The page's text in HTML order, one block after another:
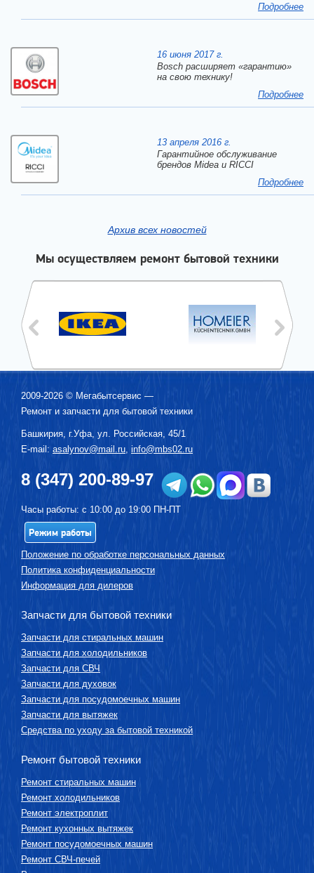
Подробнее
16 июня 2017 г.
Bosch расширяет «гарантию»
на свою технику!
Подробнее
13 апреля 2016 г.
Гарантийное обслуживание
брендов Midea и RICCI
Подробнее
Архив всех новостей
Мы осуществляем ремонт бытовой техники
2009-2026 © Мегабытсервис —
Ремонт и запчасти для бытовой техники
Башкирия, г.Уфа, ул. Российская, 45/1
E-mail: asalynov@mail.ru, info@mbs02.ru
8 (347) 200-89-97
Часы работы: с 10:00 до 19:00 ПН-ПТ
Режим работы
Положение по обработке персональных данных
Политика конфиденциальности
Информация для дилеров
Запчасти для бытовой техники
Запчасти для стиральных машин
Запчасти для холодильников
Запчасти для СВЧ
Запчасти для духовок
Запчасти для посудомоечных машин
Запчасти для вытяжек
Средства по уходу за бытовой техникой
Ремонт бытовой техники
Ремонт стиральных машин
Ремонт холодильников
Ремонт электроплит
Ремонт кухонных вытяжек
Ремонт посудомоечных машин
Ремонт СВЧ-печей